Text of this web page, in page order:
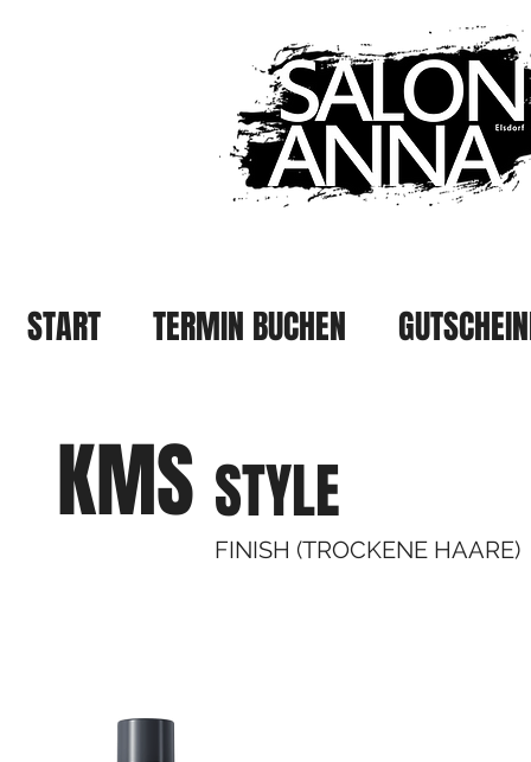
START TERMIN BUCHEN
STYLE
KMS
FINISH (TROCKENE HAARE)